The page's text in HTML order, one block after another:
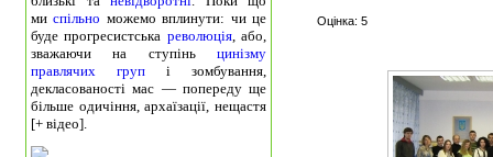
миспільно можемо вплинути: чи це
буде прогресистська революція, або,
зважаючи на ступінь цинізму
правлячих груп і зомбування,
декласованості мас — попереду ще
більше одичіння, архаїзації, нещастя
[+ відео].
Оцінка: 5